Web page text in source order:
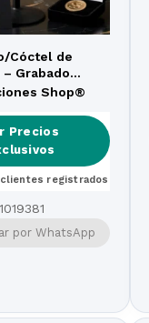
Cóctel de
Grabado
Shop®
Precios
clientes registrados
por WhatsApp